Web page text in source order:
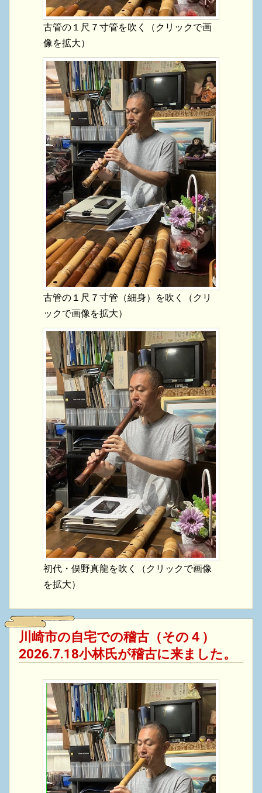
古管の１尺７寸管を吹く（クリックで画
像を拡大）
古管の１尺７寸管（細身）を吹く（クリ
ックで画像を拡大）
初代・俣野真龍を吹く（クリックで画像
を拡大）
川崎市の自宅での稽古（その４）
2026.7.18小林氏が稽古に来ました。